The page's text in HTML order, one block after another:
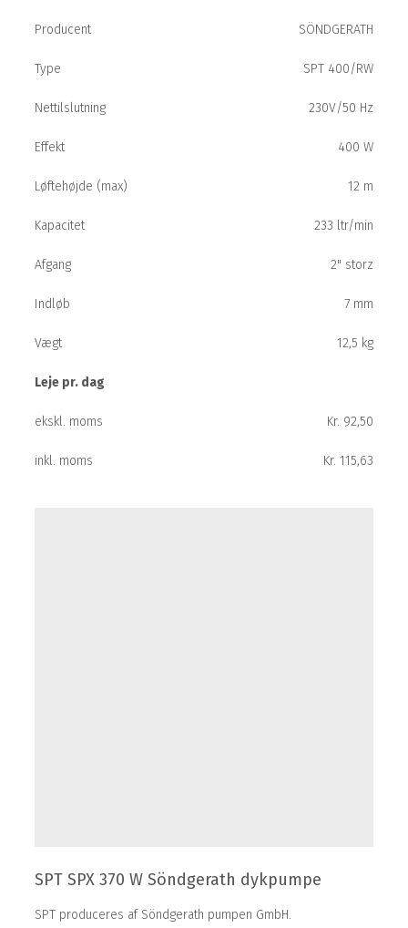
Producent SÖNDGERATH
Type SPT 400/RW
Nettilslutning 230V/50 Hz
Effekt 400 W
Løftehøjde (max) 12 m
Kapacitet 233 ltr/min
Afgang 2" storz
Indløb 7 mm
Vægt 12,5 kg
Leje pr. dag
ekskl. moms Kr. 92,50
inkl. moms Kr. 115,63
SPT SPX 370 W Söndgerath dykpumpe
SPT produceres af Söndgerath pumpen GmbH.